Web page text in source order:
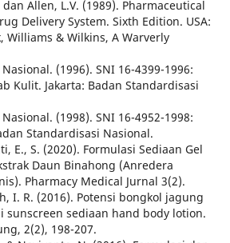
Allen, L.V. (1989). Pharmaceutical
Delivery System. Sixth Edition. USA:
Williams & Wilkins, A Warverly
(1996). SNI 16-4399-1996:
Kulit. Jakarta: Badan Standardisasi
(1998). SNI 16-4952-1998:
Standardisasi Nasional.
E., S. (2020). Formulasi Sediaan Gel
Daun Binahong (Anredera
Pharmacy Medical Jurnal 3(2).
I. R. (2016). Potensi bongkol jagung
sunscreen sediaan hand body lotion.
2(2), 198-207.